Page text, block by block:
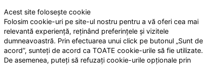
Acest site folosește cookie
Folosim cookie-uri pe site-ul nostru pentru a vă oferi cea mai
relevantă experiență, reținând preferințele și vizitele
dumneavoastră. Prin efectuarea unui click pe butonul „Sunt de
acord”, sunteți de acord ca TOATE cookie-urile să fie utilizate.
De asemenea, puteți să refuzați cookie-urile opționale prin